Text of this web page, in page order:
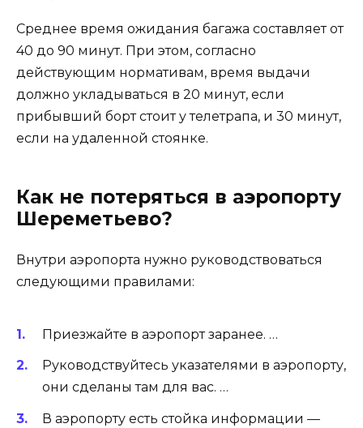
Среднее время ожидания багажа составляет от
40 до 90 минут. При этом, согласно
действующим нормативам, время выдачи
должно укладываться в 20 минут, если
прибывший борт стоит у телетрапа, и 30 минут,
если на удаленной стоянке.
Как не потеряться в аэропорту
Шереметьево?
Внутри аэропорта нужно руководствоваться
следующими правилами:
Приезжайте в аэропорт заранее. …
Руководствуйтесь указателями в аэропорту,
они сделаны там для вас. …
В аэропорту есть стойка информации —